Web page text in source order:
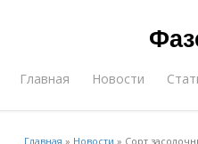
Главная Новости
Главная » Новости » Сорт